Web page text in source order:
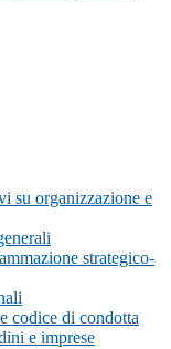
su organizzazione e
strategico-
codice di condotta
e imprese